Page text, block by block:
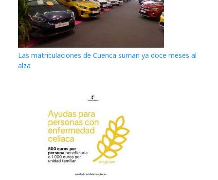
Las matriculaciones de Cuenca suman ya doce meses al
alza